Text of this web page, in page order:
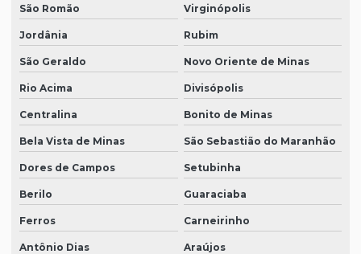
São Romão Virginópolis
Jordânia Rubim
São Geraldo Novo Oriente de Minas
Rio Acima Divisópolis
Centralina Bonito de Minas
Bela Vista de Minas São Sebastião do Maranhão
Dores de Campos Setubinha
Berilo Guaraciaba
Ferros Carneirinho
Antônio Dias Araújos